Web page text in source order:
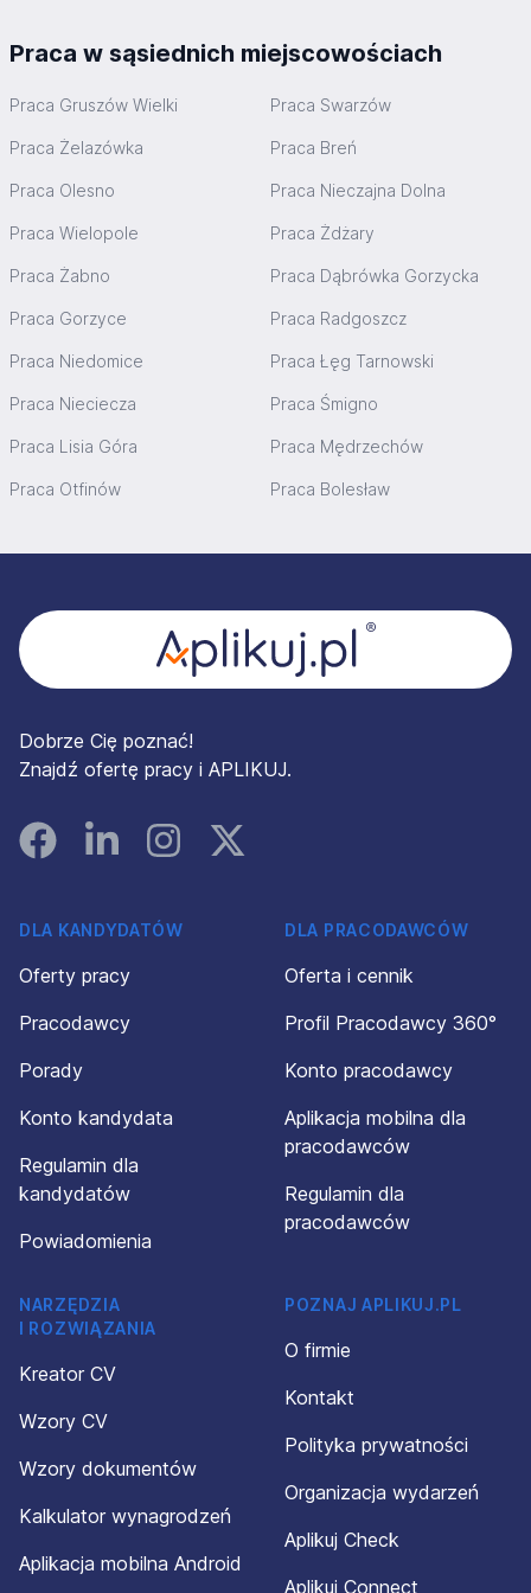
Ogrzewany zakład produkcyjny
Zapewniona odzież robocza: buty, kurtka, bluza
Delegacje:
Możliwe w Polsce (a w przyszłości także zagraniczne).
Firma zapewnia zakwaterowanie, transport i wyżywienie.
Pracodawca oferuje atrakcyjne stawki godzinowe (w
zależności od doświadczenia), możliwość nadgodzin,
wyposażenie w odzież roboczą. W ramach delegacji firma
Oferta skierowana do osób odpowiedzialnych,
zmianowym. Certyfikaty nie są wymagane, a przed
rozpoczęciem pracy możliwa jest rozmowa z
Aplikuj
Praca w sąsiednich miejscowościach
Praca Gruszów Wielki Praca Swarzów
Praca Żelazówka Praca Breń
Praca Olesno Praca Nieczajna Dolna
Praca Wielopole Praca Żdżary
Praca Żabno Praca Dąbrówka Gorzycka
Praca Gorzyce Praca Radgoszcz
Praca Niedomice Praca Łęg Tarnowski
Praca Nieciecza Praca Śmigno
Praca Lisia Góra Praca Mędrzechów
Praca Otfinów Praca Bolesław
Dobrze Cię poznać!
Znajdź ofertę pracy i APLIKUJ.
FacebookLinked InInstagramInstagram
DLA KANDYDATÓW
Oferty pracy
Pracodawcy
Porady
Konto kandydata
Regulamin dla
kandydatów
Powiadomienia
DLA PRACODAWCÓW
Oferta i cennik
Profil Pracodawcy 360°
Konto pracodawcy
Aplikacja mobilna dla
pracodawców
Regulamin dla
pracodawców
NARZĘDZIA
I ROZWIĄZANIA
Kreator CV
Wzory CV
Wzory dokumentów
Kalkulator wynagrodzeń
Aplikacja mobilna Android
POZNAJ APLIKUJ.PL
O firmie
Kontakt
Polityka prywatności
Organizacja wydarzeń
Aplikuj Check
Aplikuj Connect